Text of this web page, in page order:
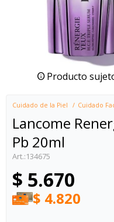
Producto
Cuidado de la Piel Cuidado
Lancome
Pb 20ml
134675
$ 5.670
$ 4.820